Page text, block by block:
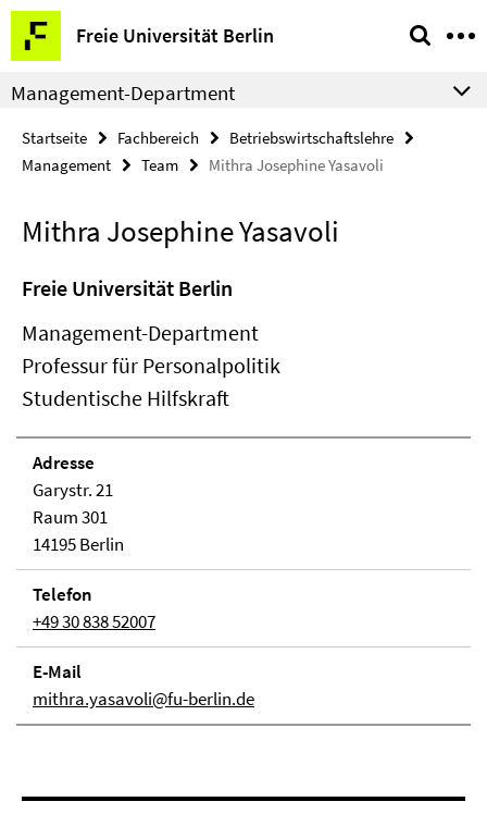
Springe
direkt
zu
Inhalt
Freie Universität Berlin
Service-
Navigation
Management-Department
Startseite Fachbereich
Betriebswirtschaftslehre
Management
Team Mithra Josephine Yasavoli
Mithra Josephine Yasavoli
Freie Universität Berlin
Management-Department
Professur für Personalpolitik
Studentische Hilfskraft
Adresse
Garystr. 21
Raum 301
14195 Berlin
Telefon
+49 30 838 52007
E-Mail
mithra.yasavoli@fu-berlin.de